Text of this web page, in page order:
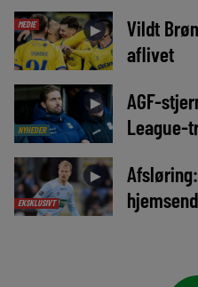
MEDIE ►
Vildt
aflivet
NYHEDER
►
AGF-
League-
EKSKLUSIVT
►